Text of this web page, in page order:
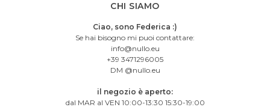
CHI SIAMO
Ciao, sono Federica :)
Se hai bisogno mi puoi contattare:
info@nullo.eu
+39 3471296005
DM @nullo.eu
il negozio è aperto:
dal MAR al VEN 10:00-13:30 15:30-19:00